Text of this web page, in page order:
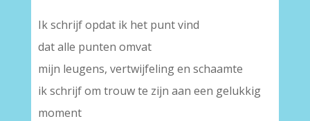
Ik schrijf opdat ik het punt vind
dat alle punten omvat
mijn leugens, vertwijfeling en schaamte
ik schrijf om trouw te zijn aan een gelukkig
moment